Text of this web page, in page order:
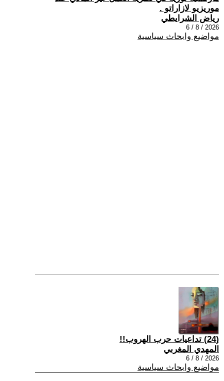
موريزيو لازاراتو .
رياض الشرايطي
2026 / 8 / 6
مواضيع وابحاث سياسية
(24) تداعيات حرب الهروب!!
المهدي المغربي
2026 / 8 / 6
مواضيع وابحاث سياسية